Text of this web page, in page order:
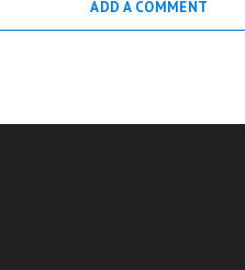
ADD A COMMENT